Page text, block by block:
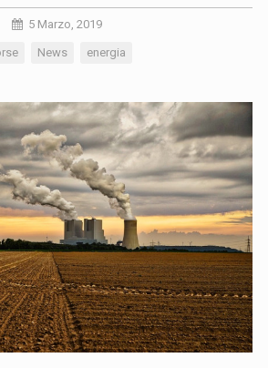
5 Marzo, 2019
News energia